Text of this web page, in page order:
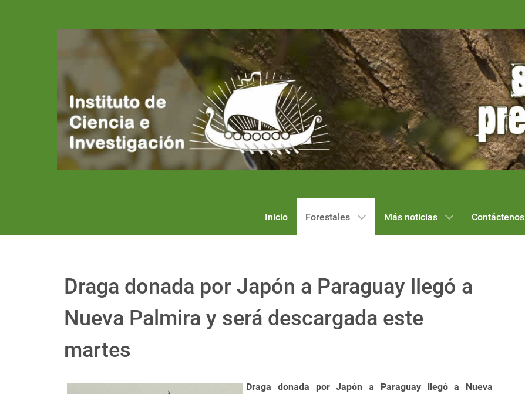
Inicio Forestales Más noticias Contáctenos
Draga donada por Japón a Paraguay llegó a
Nueva Palmira y será descargada este
martes
Draga donada por Japón a Paraguay llegó a Nueva